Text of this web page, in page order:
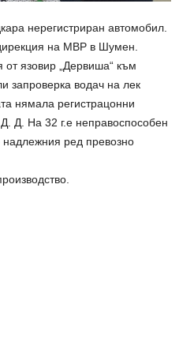
нерегистриран автомобил.
на МВР в Шумен.
язовир „Дервиша“ към
запроверка водач на лек
нямала регистрацонни
Д. На 32 г.е неправоспособен
надлежния ред превозно